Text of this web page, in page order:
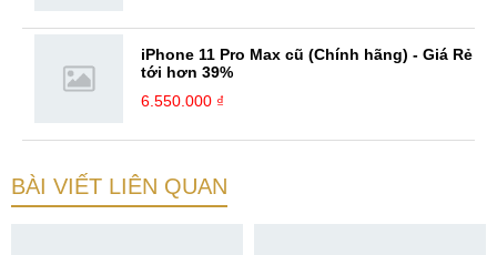
iPhone 11 Pro Max cũ (Chính hãng) - Giá Rẻ
tới hơn 39%
6.550.000 ₫
BÀI VIẾT LIÊN QUAN